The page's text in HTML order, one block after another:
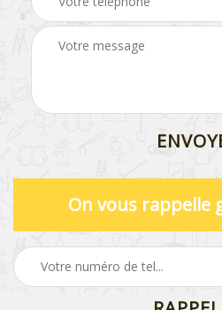
On vous rappelle